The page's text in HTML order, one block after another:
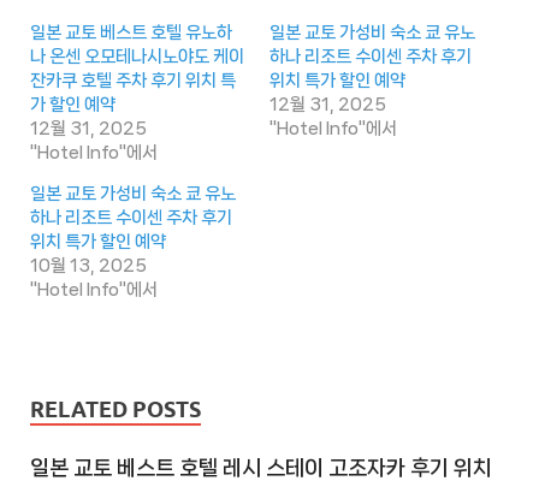
일본 교토 베스트 호텔 유노하
나 온센 오모테나시노야도 케이
잔카쿠 호텔 주차 후기 위치 특
가 할인 예약
12월 31, 2025
"Hotel Info"에서
일본 교토 가성비 숙소 쿄 유노
하나 리조트 수이센 주차 후기
위치 특가 할인 예약
12월 31, 2025
"Hotel Info"에서
일본 교토 가성비 숙소 쿄 유노
하나 리조트 수이센 주차 후기
위치 특가 할인 예약
10월 13, 2025
"Hotel Info"에서
RELATED POSTS
일본 교토 베스트 호텔 레시 스테이 고조자카 후기 위치